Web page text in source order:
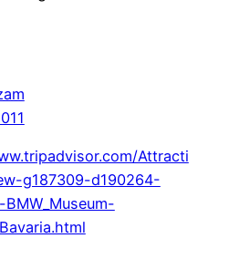
Attracti
g187309-d190264-
BMW_Museum-